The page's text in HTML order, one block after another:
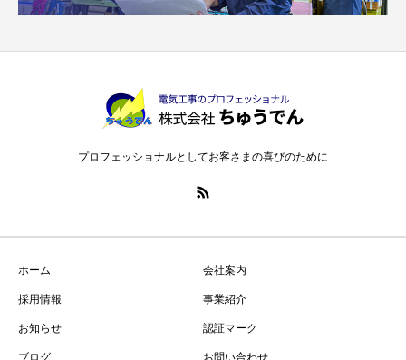
プロフェッショナルとしてお客さまの喜びのために
ホーム
会社案内
採用情報
事業紹介
お知らせ
認証マーク